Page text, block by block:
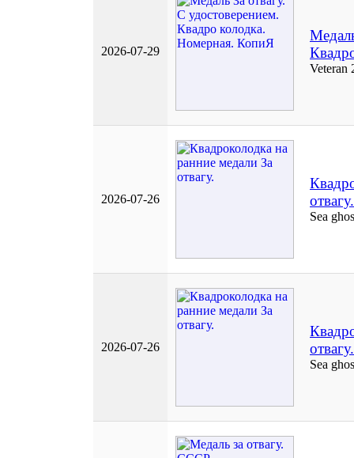
2026-07-29
Veteran
2026-07-26
отвагу.
Sea
2026-07-26
отвагу.
Sea